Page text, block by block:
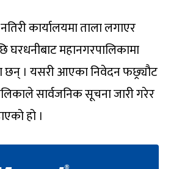
कार्यालयमा ताला लगाएर
घरधनीबाट महानगरपालिकामा
छन् । यसरी आएका निवेदन फछ्र्यौट
सार्वजनिक सूचना जारी गरेर
हो ।